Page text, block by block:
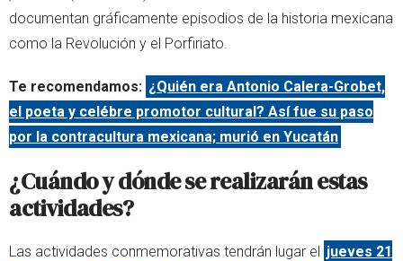
documentan gráficamente episodios de la historia mexicana
como la Revolución y el Porfiriato.
Te recomendamos: ¿Quién era Antonio Calera-Grobet,
el poeta y celébre promotor cultural? Así fue su paso
por la contracultura mexicana; murió en Yucatán
¿Cuándo y dónde se realizarán estas
actividades?
Las actividades conmemorativas tendrán lugar el jueves 21